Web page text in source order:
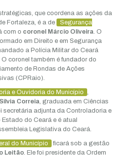
que coordena as ações da
Fortaleza, é a de
Segurança
com o coronel Márcio Oliveira. O
em Direito e em Segurança
a Polícia Militar do Ceará
coronel também é fundador do
de Rondas de Ações
(CPRaio).
e Ouvidoria do Município ,
Silvia Correia, graduada em Ciências
secretária adjunta da Controladoria e
do Ceará e é atual
Legislativa do Ceará.
do Município
ficará sob a gestão
Leitão. Ele foi presidente da Ordem